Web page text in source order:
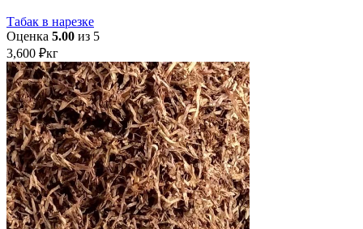
Табак в нарезке
Оценка 5.00 из 5
3,600 ₽кг